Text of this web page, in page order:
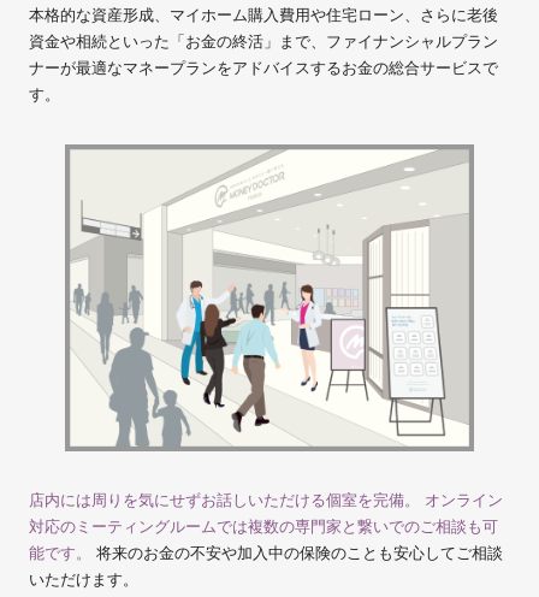
本格的な資産形成、マイホーム購入費用や住宅ローン、さらに老後
資金や相続といった「お金の終活」まで、ファイナンシャルプラン
ナーが最適なマネープランをアドバイスするお金の総合サービスで
す。
店内には周りを気にせずお話しいただける個室を完備。 オンライン
対応のミーティングルームでは複数の専門家と繋いでのご相談も可
能です。 将来のお金の不安や加入中の保険のことも安心してご相談
いただけます。